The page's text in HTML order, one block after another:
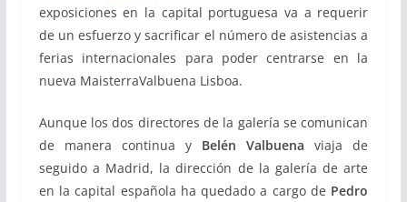
exposiciones en la capital portuguesa va a requerir
de un esfuerzo y sacrificar el número de asistencias a
ferias internacionales para poder centrarse en la
nueva MaisterraValbuena Lisboa.
Aunque los dos directores de la galería se comunican
de manera continua y Belén Valbuena viaja de
seguido a Madrid, la dirección de la galería de arte
en la capital española ha quedado a cargo de Pedro